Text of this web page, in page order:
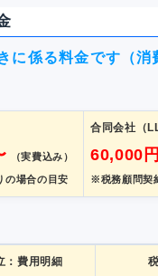
に係る料金です（消
（実費込み）
の場合の目安
合同会社（
60,000
※税務顧問契
：費用明細